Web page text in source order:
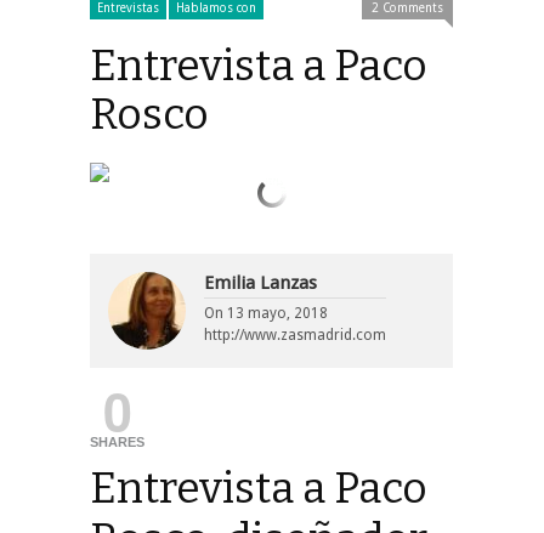
Entrevistas Hablamos con 2 Comments
Entrevista a Paco
Rosco
Emilia Lanzas
On 13 mayo, 2018
http://www.zasmadrid.com
0
SHARES
Entrevista a Paco